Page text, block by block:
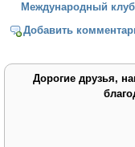
Международный
Добавить
Дорогие друзья,